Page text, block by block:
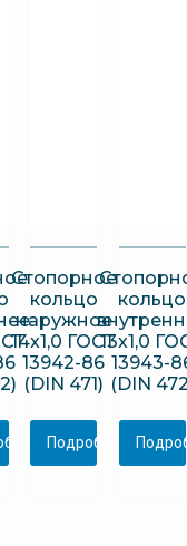
Стопорное
кольцо
наружное
14х1,0 ГОСТ
13942-86
(DIN 471)
Подробнее
кольцо
13х1,0
13943-
(DIN